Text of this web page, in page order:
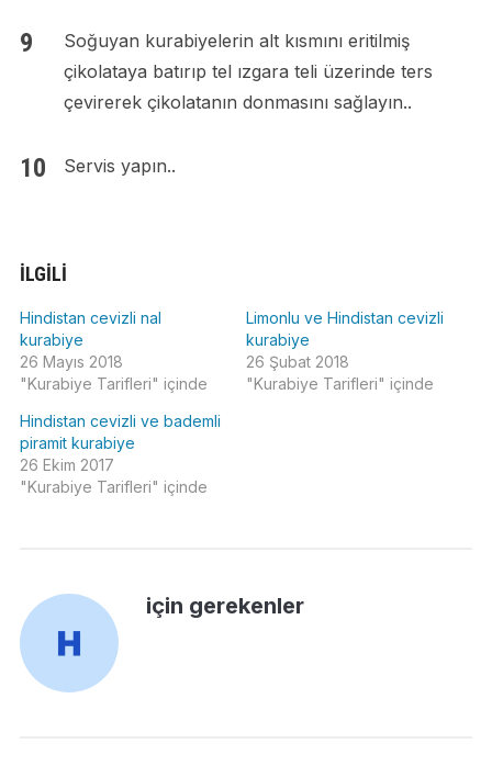
Soğuyan kurabiyelerin alt kısmını eritilmiş
çikolataya batırıp tel ızgara teli üzerinde ters
çevirerek çikolatanın donmasını sağlayın..
Servis yapın..
İLGILI
Hindistan cevizli nal
kurabiye
26 Mayıs 2018
"Kurabiye Tarifleri" içinde
Limonlu ve Hindistan cevizli
kurabiye
26 Şubat 2018
"Kurabiye Tarifleri" içinde
Hindistan cevizli ve bademli
piramit kurabiye
26 Ekim 2017
"Kurabiye Tarifleri" içinde
için gerekenler